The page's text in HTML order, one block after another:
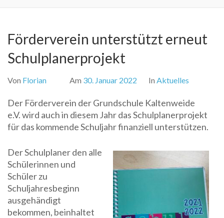
Förderverein unterstützt erneut
Schulplanerprojekt
Von Florian Am 30. Januar 2022 In Aktuelles
Der Förderverein der Grundschule Kaltenweide
e.V. wird auch in diesem Jahr das Schulplanerprojekt
für das kommende Schuljahr finanziell unterstützen.
Der Schulplaner den alle
Schülerinnen und
Schüler zu
Schuljahresbeginn
ausgehändigt
bekommen, beinhaltet